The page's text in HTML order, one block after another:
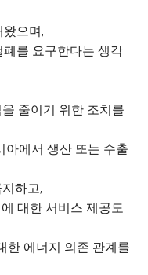
으며,
를 요구한다는 생각
줄이기 위한 조치를
아에서 생산 또는 수출
하고,
대한 서비스 제공도
한 에너지 의존 관계를